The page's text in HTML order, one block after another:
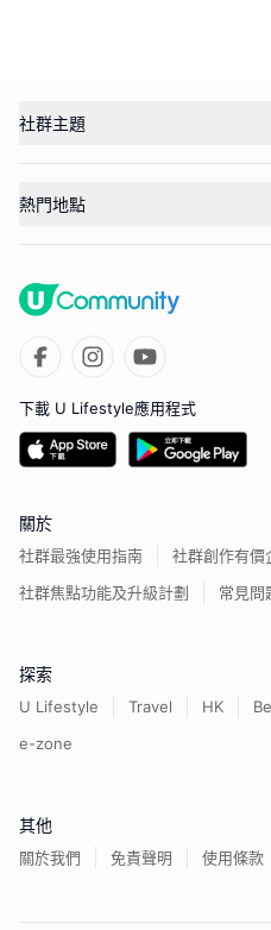
社群主題
熱門地點
下載 U Lifestyle應用程式
關於
社群最強使用指南
社群創作有價
社群焦點功能及升級計劃
常見問
探索
U Lifestyle Travel HK
e-zone
其他
關於我們 免責聲明 使用條款